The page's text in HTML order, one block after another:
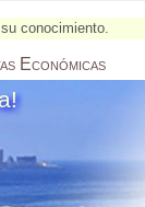
conocimiento.
Económicas